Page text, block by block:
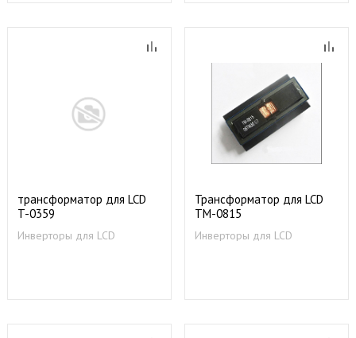
трансформатор для LCD
T-0359
Инверторы для LCD
Трансформатор для LCD
TM-0815
Инверторы для LCD